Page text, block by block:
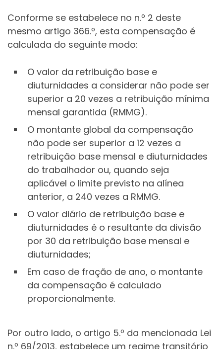
Conforme se estabelece no n.º 2 deste
mesmo artigo 366.º, esta compensação é
calculada do seguinte modo:
O valor da retribuição base e
diuturnidades a considerar não pode ser
superior a 20 vezes a retribuição mínima
mensal garantida (RMMG).
O montante global da compensação
não pode ser superior a 12 vezes a
retribuição base mensal e diuturnidades
do trabalhador ou, quando seja
aplicável o limite previsto na alínea
anterior, a 240 vezes a RMMG.
O valor diário de retribuição base e
diuturnidades é o resultante da divisão
por 30 da retribuição base mensal e
diuturnidades;
Em caso de fração de ano, o montante
da compensação é calculado
proporcionalmente.
Por outro lado, o artigo 5.º da mencionada Lei
n.º 69/2013, estabelece um regime transitório